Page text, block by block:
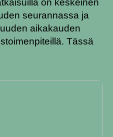
on keskeinen
seurannassa ja
aikakauden
Tässä